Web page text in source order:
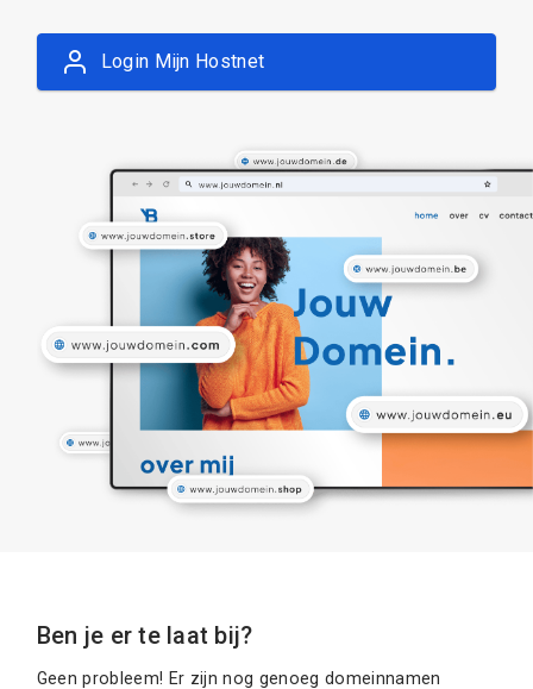
Login Mijn Hostnet
Ben je er te laat bij?
Geen probleem! Er zijn nog genoeg domeinnamen